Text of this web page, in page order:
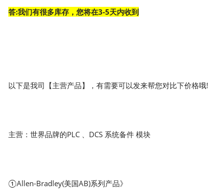
答:我们有很多库存，您将在3-5天内收到
以下是我司【主营产品】，有需要可以发来帮您对比下价格哦!
主营：世界品牌的PLC 、DCS 系统备件 模块
①Allen-Bradley(美国AB)系列产品》